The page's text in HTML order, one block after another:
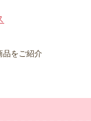
品をご紹介